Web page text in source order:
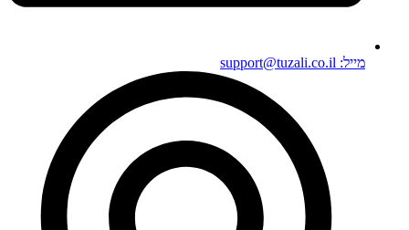
מייל: support@tuzali.co.il